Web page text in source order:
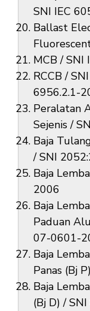
SNI IEC
Ballast
MCB / SNI
RCCB /
6956.2.1-
Peralatan
Sejenis /
Baja
/ SNI
Baja
2006
Baja
Paduan
07-0601-
Baja
Panas (Bj
Baja
(Bj D) /